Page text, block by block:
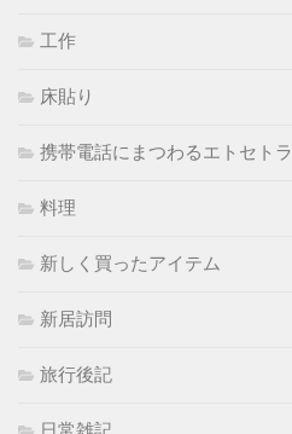
工作
床貼り
携帯電話にまつわるエトセトラ
料理
新しく買ったアイテム
新居訪問
旅行後記